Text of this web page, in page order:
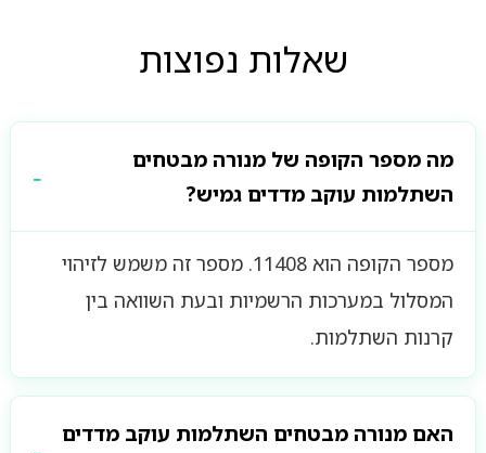
שאלות נפוצות
מה מספר הקופה של מנורה מבטחים
השתלמות עוקב מדדים גמיש?
מספר הקופה הוא 11408. מספר זה משמש לזיהוי
המסלול במערכות הרשמיות ובעת השוואה בין
קרנות השתלמות.
האם מנורה מבטחים השתלמות עוקב מדדים